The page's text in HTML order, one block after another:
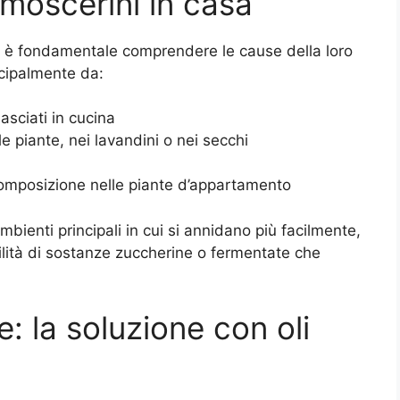
fondamentale comprendere le cause della loro
da:
in cucina
piante, nei lavandini o nei secchi
nelle piante d’appartamento
principali in cui si annidano più facilmente,
di sostanze zuccherine o fermentate che
la soluzione con oli